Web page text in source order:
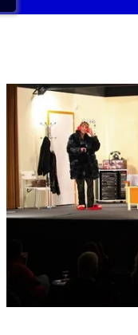
NOUVEAU SPECTACLE
GALERIE PHOTOS
HISTORIQUE
TPJLO
MÉDIAS